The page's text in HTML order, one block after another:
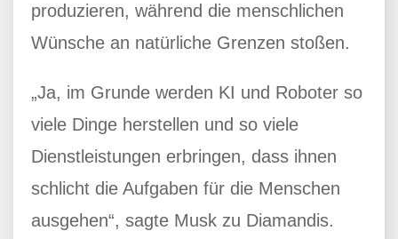
produzieren, während die menschlichen
Wünsche an natürliche Grenzen stoßen.
„Ja, im Grunde werden KI und Roboter so
viele Dinge herstellen und so viele
Dienstleistungen erbringen, dass ihnen
schlicht die Aufgaben für die Menschen
ausgehen“, sagte Musk zu Diamandis.